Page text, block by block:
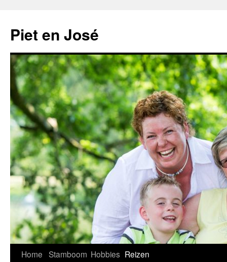
de
inhoud
Piet en José
Home Stamboom Hobbies Reizen